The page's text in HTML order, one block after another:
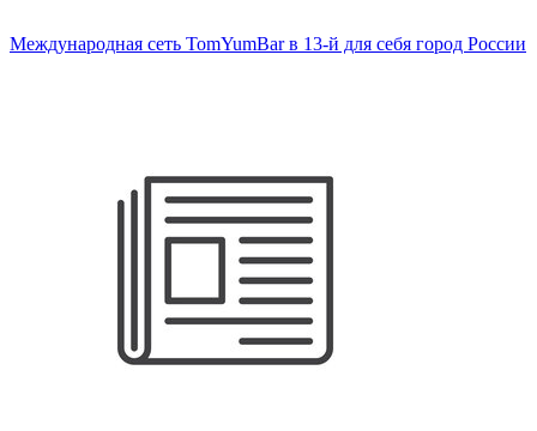
Международная сеть TomYumBar в 13-й для себя город России